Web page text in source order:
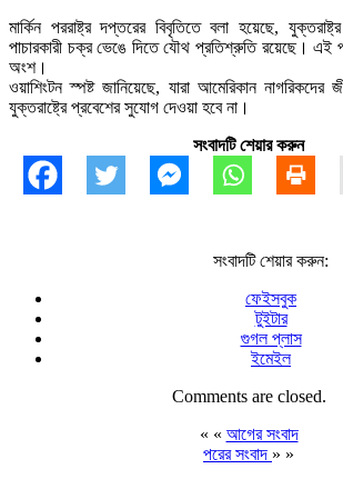
মার্কিন পররাষ্ট্র দপ্তরের বিবৃতিতে বলা হয়েছে,
পাচারকারী চক্র ভেঙে দিতে যৌথ প্রতিশ্রুতি রয়েছে। এই
অংশ।
ওয়াশিংটন স্পষ্ট জানিয়েছে, যারা আমেরিকান নাগরিকদের
যুক্তরাষ্ট্রে প্রবেশের সুযোগ দেওয়া হবে না।
সংবাদটি শেয়ার করুন
সংবাদটি শেয়ার করুন:
ফেইসবুক
টুইটার
গুগল প্লাস
ইমেইল
Comments are closed.
« « আগের সংবাদ
পরের সংবাদ » »